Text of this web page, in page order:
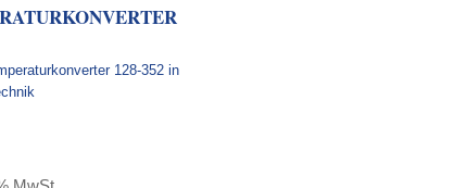
128-352 in